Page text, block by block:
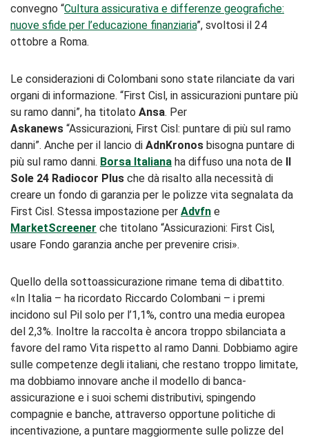
convegno “Cultura assicurativa e differenze geografiche:
nuove sfide per l’educazione finanziaria”, svoltosi il 24
ottobre a Roma.
Le considerazioni di Colombani sono state rilanciate da vari
organi di informazione. “First Cisl, in assicurazioni puntare più
su ramo danni”, ha titolato Ansa. Per
Askanews “Assicurazioni, First Cisl: puntare di più sul ramo
danni”. Anche per il lancio di AdnKronos bisogna puntare di
più sul ramo danni. Borsa Italiana ha diffuso una nota de Il
Sole 24 Radiocor Plus che dà risalto alla necessità di
creare un fondo di garanzia per le polizze vita segnalata da
First Cisl. Stessa impostazione per Advfn e
MarketScreener che titolano “Assicurazioni: First Cisl,
usare Fondo garanzia anche per prevenire crisi».
Quello della sottoassicurazione rimane tema di dibattito.
«In Italia – ha ricordato Riccardo Colombani – i premi
incidono sul Pil solo per l’1,1%, contro una media europea
del 2,3%. Inoltre la raccolta è ancora troppo sbilanciata a
favore del ramo Vita rispetto al ramo Danni. Dobbiamo agire
sulle competenze degli italiani, che restano troppo limitate,
ma dobbiamo innovare anche il modello di banca-
assicurazione e i suoi schemi distributivi, spingendo
compagnie e banche, attraverso opportune politiche di
incentivazione, a puntare maggiormente sulle polizze del